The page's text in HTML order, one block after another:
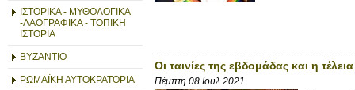
ΙΣΤΟΡΙΚΑ - ΜΥΘΟΛΟΓΙΚΑ
-ΛΑΟΓΡΑΦΙΚΑ - ΤΟΠΙΚΗ
ΙΣΤΟΡΙΑ
ΒΥΖΑΝΤΙΟ
ΡΩΜΑΪΚΗ ΑΥΤΟΚΡΑΤΟΡΙΑ
Οι ταινίες της εβδομάδας και η
Πέμπτη 08 Ιουλ 2021